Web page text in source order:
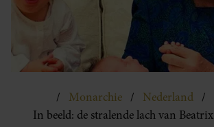
Monarchie
Nederland
In beeld: de stralende lach van Beatrix